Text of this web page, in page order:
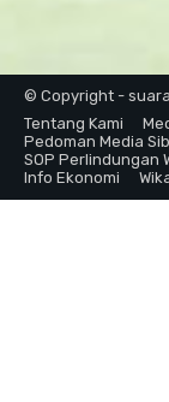
© Copyright -
Tentang Kami
Pedoman Media
SOP Perlindungan
Info Ekonomi